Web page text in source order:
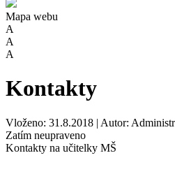
Mapa webu
A
A
A
Kontakty
Vloženo: 31.8.2018 | Autor:
Zatím neupraveno
Kontakty na učitelky MŠ